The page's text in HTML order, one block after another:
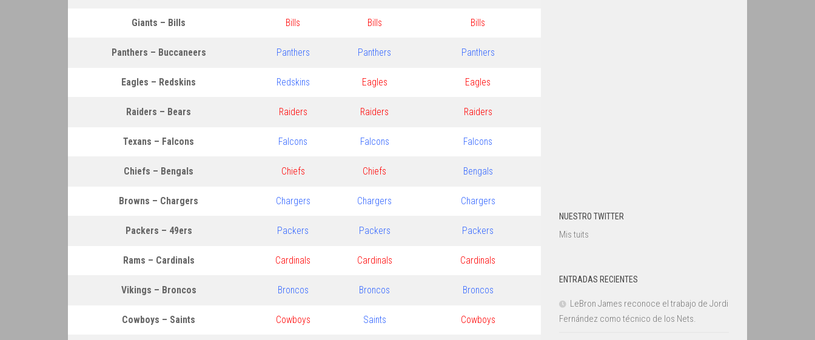
Giants – Bills Bills Bills Bills
Panthers – Buccaneers Panthers Panthers Panthers
Eagles – Redskins Redskins Eagles Eagles
Raiders – Bears Raiders Raiders Raiders
Texans – Falcons Falcons Falcons Falcons
Chiefs – Bengals Chiefs Chiefs Bengals
Browns – Chargers Chargers Chargers Chargers
Packers – 49ers Packers Packers Packers
Rams – Cardinals Cardinals Cardinals Cardinals
Vikings – Broncos Broncos Broncos Broncos
Cowboys – Saints Cowboys Saints Cowboys
NUESTRO TWITTER
Mis tuits
ENTRADAS RECIENTES
LeBron James reconoce el trabajo de Jordi
Fernández como técnico de los Nets.